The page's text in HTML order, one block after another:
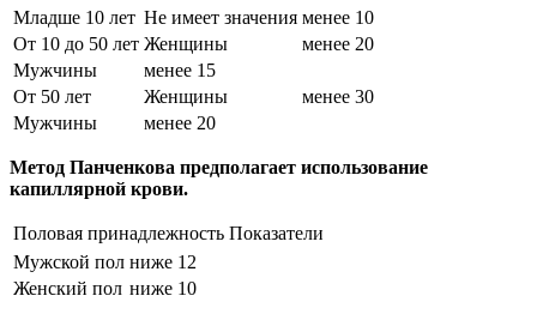
Младше 10 лет Не имеет значения менее 10
От 10 до 50 лет Женщины
менее 20
Мужчины
менее 15
От 50 лет
Женщины
менее 30
Мужчины
менее 20
Метод Панченкова предполагает использование
капиллярной крови.
Половая принадлежность Показатели
Мужской пол ниже 12
Женский пол ниже 10